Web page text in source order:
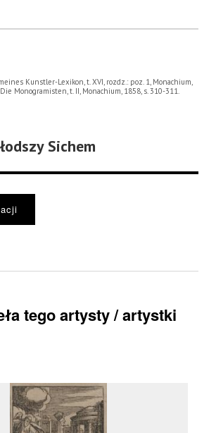
Kunstler-Lexikon, t. XVI, rozdz.: poz. 1, Monachium,
Die Monogramisten, t. II, Monachium, 1858, s. 310-311.
Sichem
tego artysty / artystki